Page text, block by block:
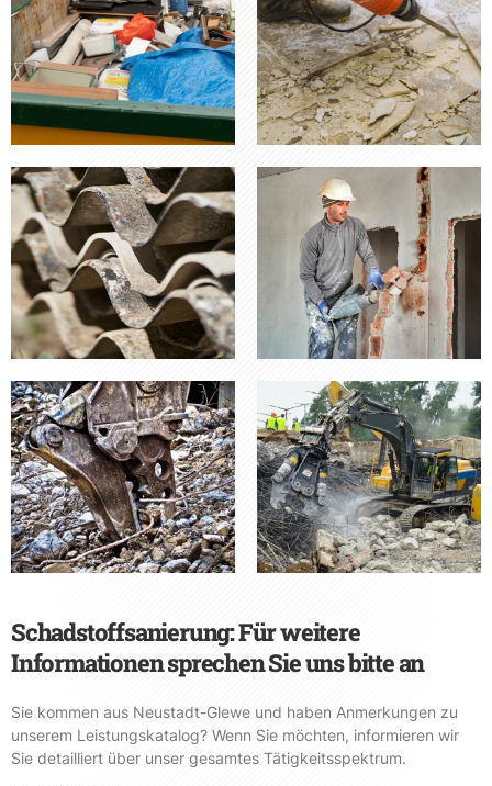
Schadstoffsanierung: Für weitere
Informationen sprechen Sie uns bitte an
Sie kommen aus Neustadt-Glewe und haben Anmerkungen zu
unserem Leistungskatalog? Wenn Sie möchten, informieren wir
Sie detailliert über unser gesamtes Tätigkeitsspektrum.